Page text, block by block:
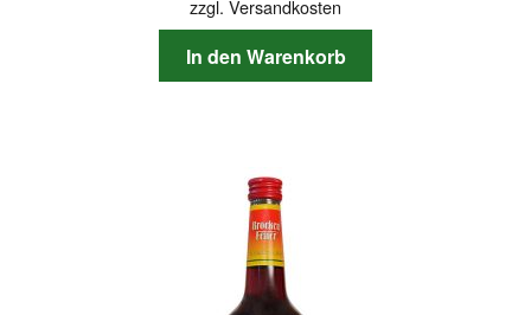
zzgl. Versandkosten
In den Warenkorb